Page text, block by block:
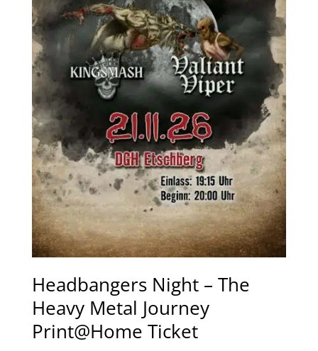
Headbangers Night – The
Heavy Metal Journey
Print@Home Ticket